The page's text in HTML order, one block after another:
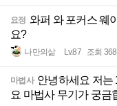
요정 와퍼 와 포커스 웨
요?
나만의삶 Lv.87 조회
마법사 안녕하세요 저는
요 마법사 무기가 궁금